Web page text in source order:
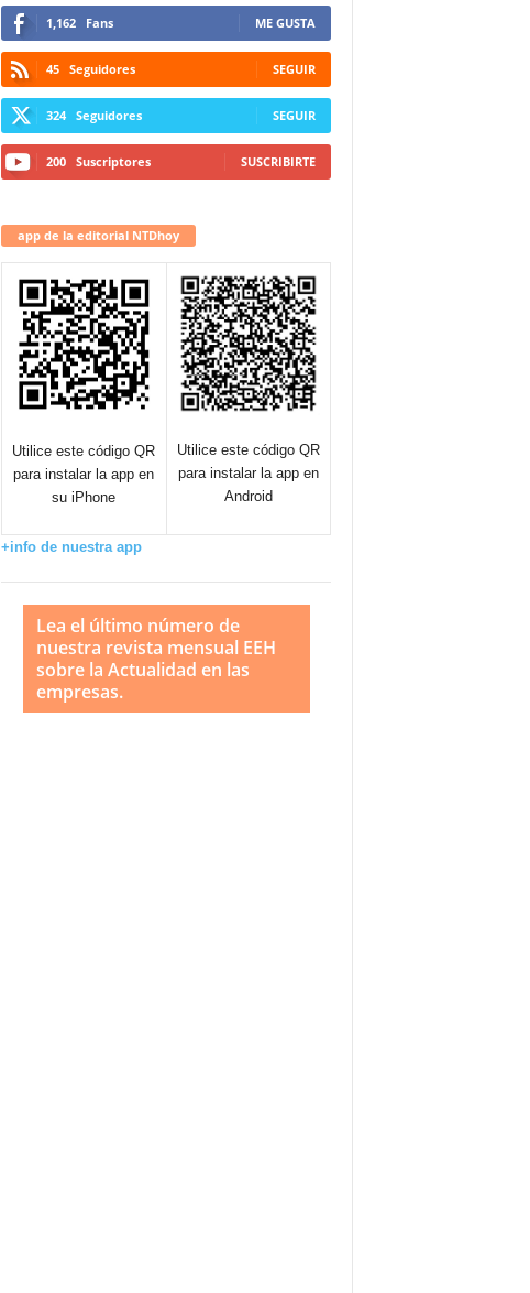
1,162 Fans ME GUSTA
45 Seguidores SEGUIR
324 Seguidores SEGUIR
200 Suscriptores SUSCRIBIRTE
app de la editorial NTDhoy
Utilice este código QR
para instalar la app en
su iPhone
Utilice este código QR
para instalar la app en
Android
+info de nuestra app
Lea el último número de
nuestra revista mensual EEH
sobre la Actualidad en las
empresas.